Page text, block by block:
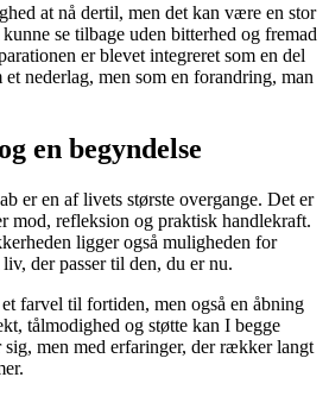
at nå dertil, men det kan være en stor
se tilbage uden bitterhed og fremad
er blevet integreret som en del
nederlag, men som en forandring, man
en begyndelse
er en af livets største overgange. Det er
mod, refleksion og praktisk handlekraft.
ligger også muligheden for
der passer til den, du er nu.
farvel til fortiden, men også en åbning
tålmodighed og støtte kan I begge
men med erfaringer, der rækker langt